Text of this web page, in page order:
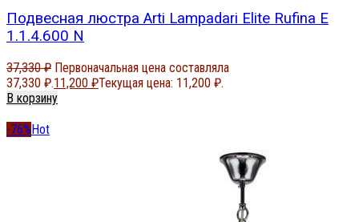
Подвесная люстра Arti Lampadari Elite Rufina E
1.1.4.600 N
37,330₽ Первоначальная цена составляла
37,330 ₽.11,200 ₽Текущая цена: 11,200 ₽.
В корзину
-76%Hot